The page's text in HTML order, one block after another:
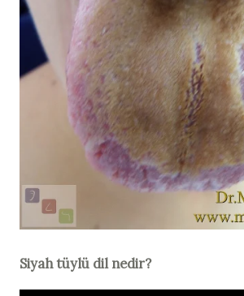
Siyah tüylü dil nedir?